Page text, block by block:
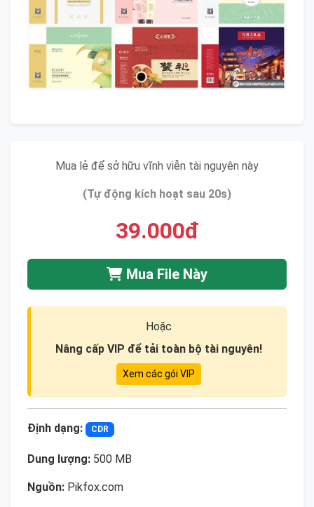
Mua lẻ để sở hữu vĩnh viễn tài nguyên này
(Tự động kích hoạt sau 20s)
39.000đ
Mua File Này
Hoặc
Nâng cấp VIP để tải toàn bộ tài nguyên!
Xem các gói VIP
Định dạng: CDR
Dung lượng: 500 MB
Nguồn: Pikfox.com